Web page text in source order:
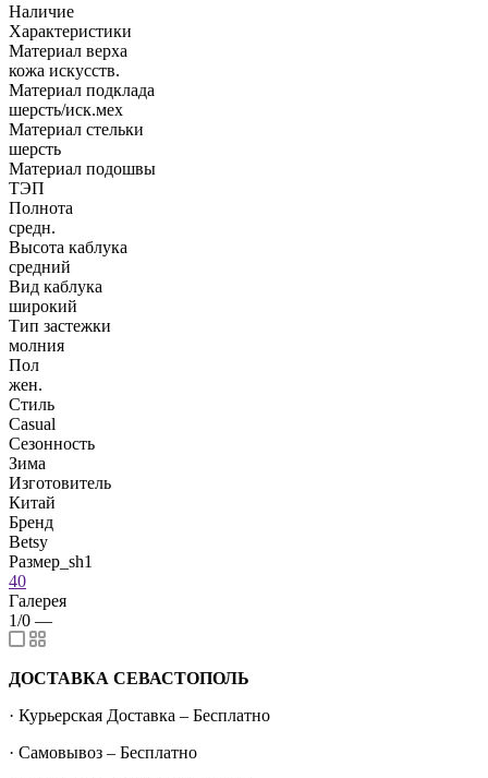
Наличие
Характеристики
Материал верха
кожа искусств.
Материал подклада
шерсть/иск.мех
Материал стельки
шерсть
Материал подошвы
ТЭП
Полнота
средн.
Высота каблука
средний
Вид каблука
широкий
Тип застежки
молния
Пол
жен.
Стиль
Casual
Сезонность
Зима
Изготовитель
Китай
Бренд
Betsy
Размер_sh1
40
Галерея
1/0 —
ДОСТАВКА СЕВАСТОПОЛЬ
· Курьерская Доставка – Бесплатно
· Самовывоз – Бесплатно